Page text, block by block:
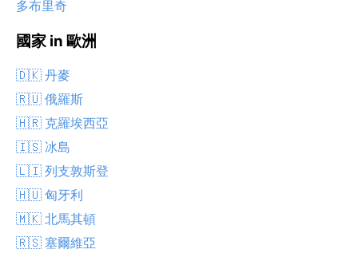
多布里奇
國家 in 歐洲
🇩🇰 丹麥
🇷🇺 俄羅斯
🇭🇷 克羅埃西亞
🇮🇸 冰島
🇱🇮 列支敦斯登
🇭🇺 匈牙利
🇲🇰 北馬其頓
🇷🇸 塞爾維亞